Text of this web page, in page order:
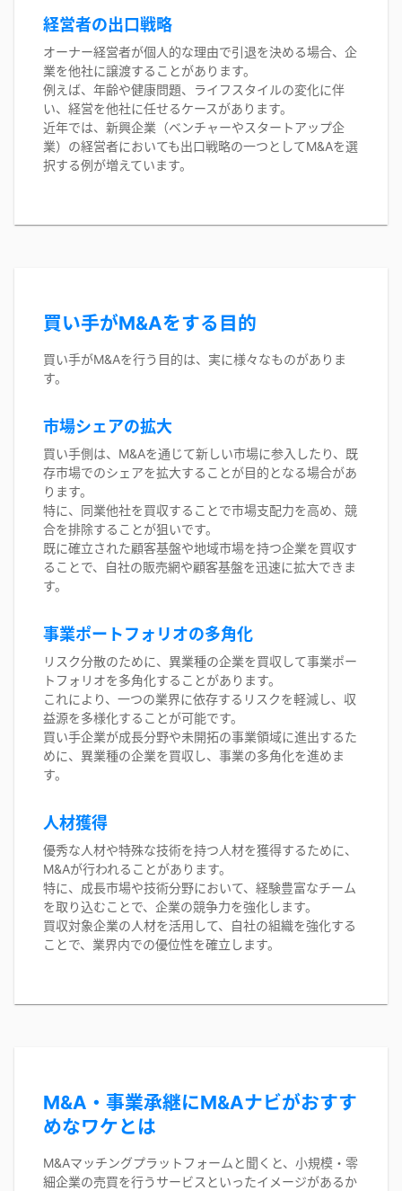
経営者の出口戦略
オーナー経営者が個人的な理由で引退を決める場合、企
業を他社に譲渡することがあります。
例えば、年齢や健康問題、ライフスタイルの変化に伴
い、経営を他社に任せるケースがあります。
近年では、新興企業（ベンチャーやスタートアップ企
業）の経営者においても出口戦略の一つとしてM&Aを選
択する例が増えています。
買い手がM&Aをする目的
買い手がM&Aを行う目的は、実に様々なものがありま
す。
市場シェアの拡大
買い手側は、M&Aを通じて新しい市場に参入したり、既
存市場でのシェアを拡大することが目的となる場合があ
ります。
特に、同業他社を買収することで市場支配力を高め、競
合を排除することが狙いです。
既に確立された顧客基盤や地域市場を持つ企業を買収す
ることで、自社の販売網や顧客基盤を迅速に拡大できま
す。
事業ポートフォリオの多角化
リスク分散のために、異業種の企業を買収して事業ポー
トフォリオを多角化することがあります。
これにより、一つの業界に依存するリスクを軽減し、収
益源を多様化することが可能です。
買い手企業が成長分野や未開拓の事業領域に進出するた
めに、異業種の企業を買収し、事業の多角化を進めま
す。
人材獲得
優秀な人材や特殊な技術を持つ人材を獲得するために、
M&Aが行われることがあります。
特に、成長市場や技術分野において、経験豊富なチーム
を取り込むことで、企業の競争力を強化します。
買収対象企業の人材を活用して、自社の組織を強化する
ことで、業界内での優位性を確立します。
M&A・事業承継にM&Aナビがおすす
めなワケとは
M&Aマッチングプラットフォームと聞くと、小規模・零
細企業の売買を行うサービスといったイメージがあるか